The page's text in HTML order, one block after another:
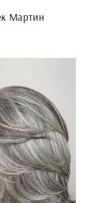
Мартин